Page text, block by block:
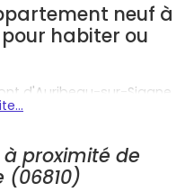
neuf à
habiter ou
d'Auribeau-sur-Siagne
: tu es à 15–25 min
des accès vers l' A8, la
Antipolis. Parfait pour
proximité de
(06810)